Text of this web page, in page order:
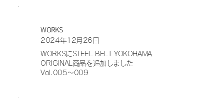
WORKS
2024年12月26日
WORKSにSTEEL BELT YOKOHAMA
ORIGINAL商品を追加しました
Vol.005〜009